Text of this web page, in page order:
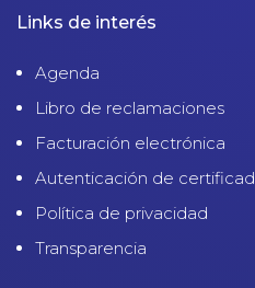
Links de interés
Agenda
Libro de reclamaciones
Facturación electrónica
Autenticación de
Política de privacidad
Transparencia